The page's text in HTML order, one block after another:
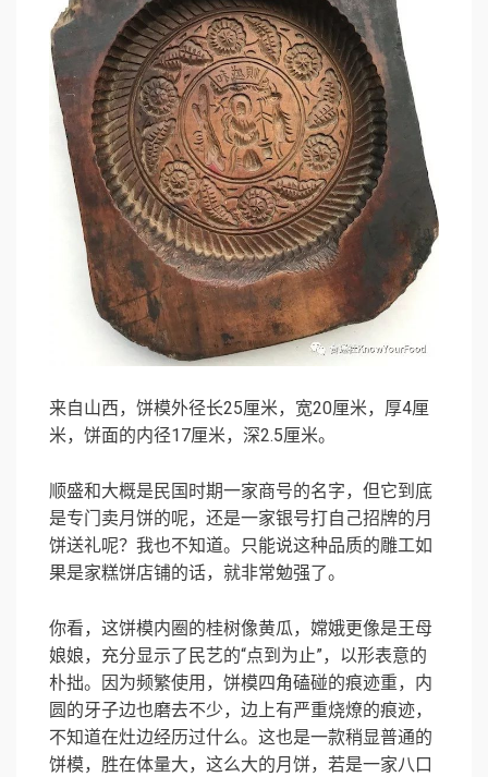
来自山西，饼模外径长25厘米，宽20厘米，厚4厘
米，饼面的内径17厘米，深2.5厘米。
顺盛和大概是民国时期一家商号的名字，但它到底
是专门卖月饼的呢，还是一家银号打自己招牌的月
饼送礼呢？我也不知道。只能说这种品质的雕工如
果是家糕饼店铺的话，就非常勉强了。
你看，这饼模内圈的桂树像黄瓜，嫦娥更像是王母
娘娘，充分显示了民艺的“点到为止”，以形表意的
朴拙。因为频繁使用，饼模四角磕碰的痕迹重，内
圆的牙子边也磨去不少，边上有严重烧燎的痕迹，
不知道在灶边经历过什么。这也是一款稍显普通的
饼模，胜在体量大，这么大的月饼，若是一家八口